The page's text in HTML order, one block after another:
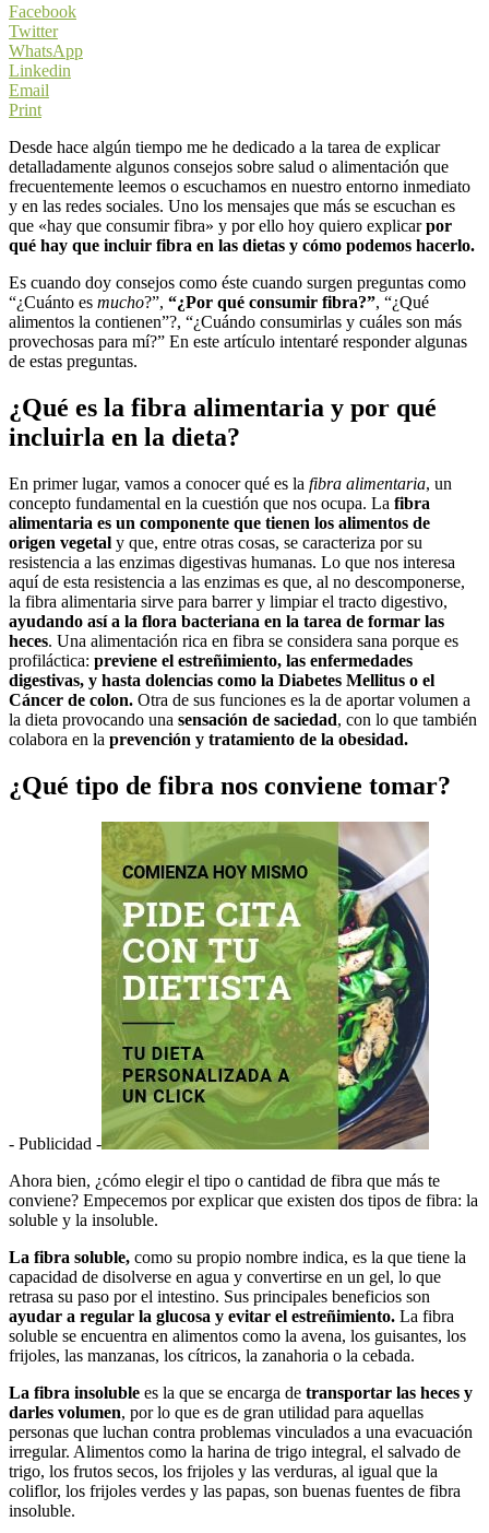
Facebook
Twitter
WhatsApp
Linkedin
Email
Print
Desde hace algún tiempo me he dedicado a la tarea de explicar
detalladamente algunos consejos sobre salud o alimentación que
frecuentemente leemos o escuchamos en nuestro entorno inmediato
y en las redes sociales. Uno los mensajes que más se escuchan es
que «hay que consumir fibra» y por ello hoy quiero explicarpor
qué hay que incluir fibra en las dietas y cómo podemos hacerlo.
Es cuando doy consejos como éste cuando surgen preguntas como
“¿Cuánto es mucho?”, “¿Por qué consumir fibra?”, “¿Qué
alimentos la contienen”?, “¿Cuándo consumirlas y cuáles son más
provechosas para mí?” En este artículo intentaré responder algunas
de estas preguntas.
¿Qué es la fibra alimentaria y por qué
incluirla en la dieta?
En primer lugar, vamos a conocer qué es la fibra alimentaria, un
concepto fundamental en la cuestión que nos ocupa. La fibra
alimentaria es un componente que tienen los alimentos de
origen vegetal y que, entre otras cosas, se caracteriza por su
resistencia a las enzimas digestivas humanas. Lo que nos interesa
aquí de esta resistencia a las enzimas es que, al no descomponerse,
la fibra alimentaria sirve para barrer y limpiar el tracto digestivo,
ayudando así a la flora bacteriana en la tarea de formar las
heces. Una alimentación rica en fibra se considera sana porque es
profiláctica: previene el estreñimiento, las enfermedades
digestivas, y hasta dolencias como la Diabetes Mellitus o el
Cáncer de colon. Otra de sus funciones es la de aportar volumen a
la dieta provocando una sensación de saciedad, con lo que también
colabora en la prevención y tratamiento de la obesidad.
¿Qué tipo de fibra nos conviene tomar?
- Publicidad -
Ahora bien, ¿cómo elegir el tipo o cantidad de fibra que más te
conviene? Empecemos por explicar que existen dos tipos de fibra: la
soluble y la insoluble.
La fibra soluble, como su propio nombre indica, es la que tiene la
capacidad de disolverse en agua y convertirse en un gel, lo que
retrasa su paso por el intestino. Sus principales beneficios son
ayudar a regular la glucosa y evitar el estreñimiento. La fibra
soluble se encuentra en alimentos como la avena, los guisantes, los
frijoles, las manzanas, los cítricos, la zanahoria o la cebada.
La fibra insoluble es la que se encarga de transportar las heces y
darles volumen, por lo que es de gran utilidad para aquellas
personas que luchan contra problemas vinculados a una evacuación
irregular. Alimentos como la harina de trigo integral, el salvado de
trigo, los frutos secos, los frijoles y las verduras, al igual que la
coliflor, los frijoles verdes y las papas, son buenas fuentes de fibra
insoluble.